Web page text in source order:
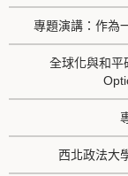
專題演講：作為
全球化與和平
西北政法大